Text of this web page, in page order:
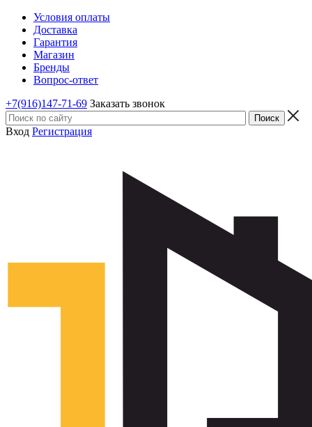
Условия оплаты
Доставка
Гарантия
Магазин
Бренды
Вопрос-ответ
+7(916)147-71-69 Заказать звонок
Вход Регистрация